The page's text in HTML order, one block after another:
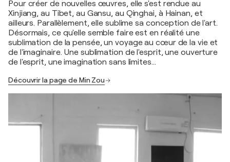
Pour créer de nouvelles œuvres, elle s'est rendue au
Xinjiang, au Tibet, au Gansu, au Qinghai, à Hainan, et
ailleurs. Parallèlement, elle sublime sa conception de l'art.
Désormais, ce qu'elle semble faire est en réalité une
sublimation de la pensée, un voyage au cœur de la vie et
de l'imaginaire. Une sublimation de l'esprit, une ouverture
de l'esprit, une imagination sans limites…
Découvrir la page de Min Zou